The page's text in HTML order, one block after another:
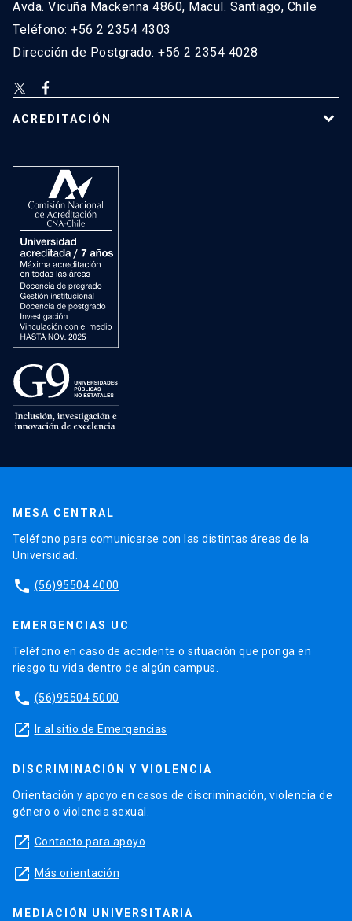
Avda. Vicuña Mackenna 4860, Macul. Santiago, Chile
Teléfono: +56 2 2354 4303
Dirección de Postgrado: +56 2 2354 4028
ACREDITACIÓN
MESA CENTRAL
Teléfono para comunicarse con las distintas áreas de la
Universidad.
phone (56)95504 4000
EMERGENCIAS UC
Teléfono en caso de accidente o situación que ponga en
riesgo tu vida dentro de algún campus.
phone (56)95504 5000
launch Ir al sitio de Emergencias
DISCRIMINACIÓN Y VIOLENCIA
Orientación y apoyo en casos de discriminación, violencia de
género o violencia sexual.
launch Contacto para apoyo
launch Más orientación
MEDIACIÓN UNIVERSITARIA